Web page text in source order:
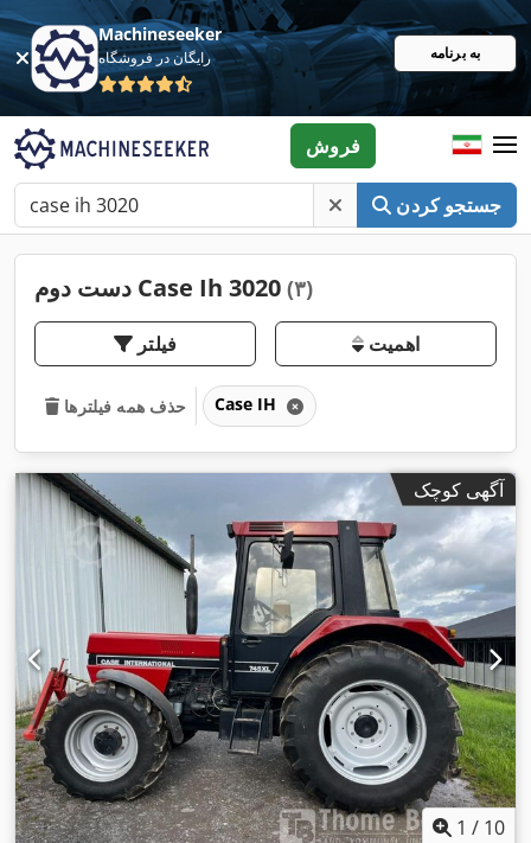
Machineseeker
رایگان در فروشگاه به برنامه
جستجو کردن
فروش
دست دوم Case Ih 3020 (۳)
فیلتر اهمیت
حذف همه فیلترها Case IH
آگهی کوچک
1 / 10